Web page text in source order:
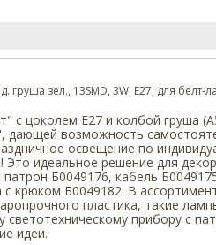
зел., 13SMD, 3W, E27, для белт-
с цоколем Е27 и колбой груша
дающей возможность
освещение по
Это идеальное решение для
Б0049176, кабель
с крюком Б0049182. В
пластика, такие
прибору с
идеи.